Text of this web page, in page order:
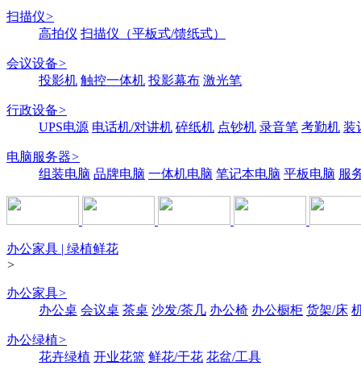
扫描仪>
高拍仪 扫描仪（平板式/馈纸式）
会议设备>
投影机 触控一体机 投影幕布 激光笔
行政设备>
UPS电源 电话机/对讲机 碎纸机 点钞机 录音笔 考勤机 装
电脑服务器>
组装电脑 品牌电脑 一体机电脑 笔记本电脑 平板电脑 服
办公家具 | 绿植鲜花
>
办公家具>
办公桌 会议桌 茶桌 沙发/茶几 办公椅 办公橱柜 货架/床
办公绿植>
花卉绿植 开业花篮 鲜花/干花 花盆/工具